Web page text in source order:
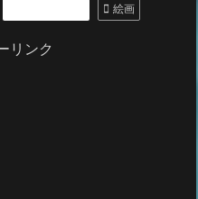
絵画
リンク